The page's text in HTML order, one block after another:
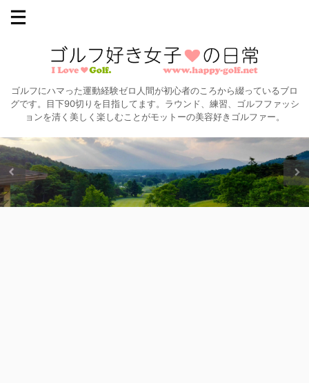
ゴルフにハマった運動経験ゼロ人間が初心者のころから綴っているブロ
グです。目下90切りを目指してます。ラウンド、練習、ゴルフファッシ
ョンを清く美しく楽しむことがモットーの美容好きゴルファー。